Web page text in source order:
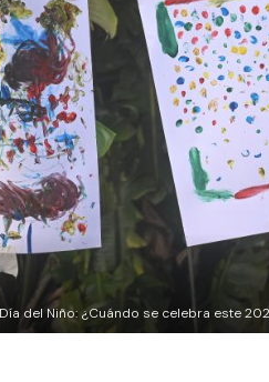
del Niño: ¿Cuándo se celebra este